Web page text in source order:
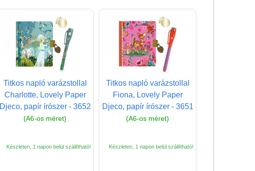
Titkos napló varázstollal
Charlotte, Lovely Paper
Djeco, papír írószer - 3652
(A6-os méret)
Készleten, 1 napon belül szállítható!
Titkos napló varázstollal
Fiona, Lovely Paper
Djeco, papír írószer - 3651
(A6-os méret)
Készleten, 1 napon belül szállítható!
Papírszínház
Pixelhobby
Puzzle
Spiegelburg játékok
Strandjátékok
Szerelés, barkácsolás, kerti
kalandozás
Szerepjáték